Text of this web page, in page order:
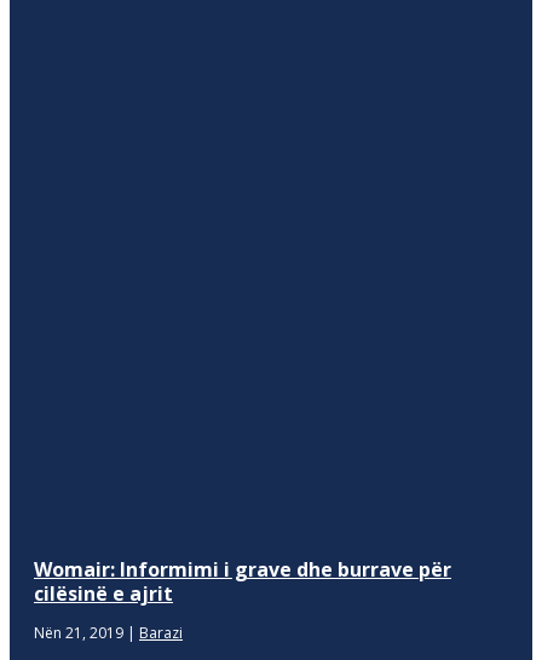
Womair: Informimi i grave dhe burrave për
cilësinë e ajrit
Nën 21, 2019 | Barazi